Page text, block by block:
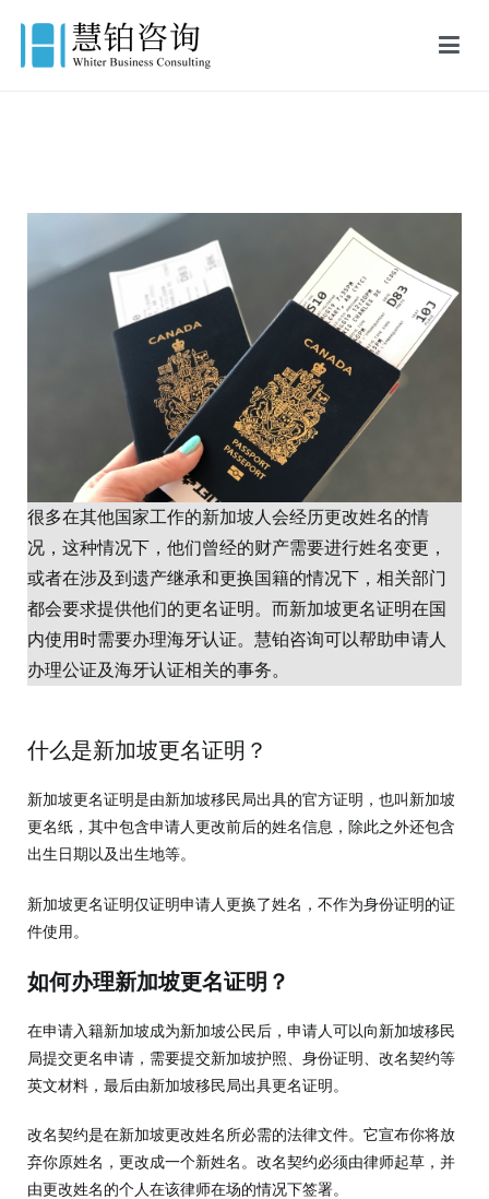
很多在其他国家工作的新加坡人会经历更改姓名的情
况，这种情况下，他们曾经的财产需要进行姓名变更，
或者在涉及到遗产继承和更换国籍的情况下，相关部门
都会要求提供他们的更名证明。而新加坡更名证明在国
内使用时需要办理海牙认证。慧铂咨询可以帮助申请人
办理公证及海牙认证相关的事务。
什么是新加坡更名证明？
新加坡更名证明是由新加坡移民局出具的官方证明，也叫新加坡
更名纸，其中包含申请人更改前后的姓名信息，除此之外还包含
出生日期以及出生地等。
新加坡更名证明仅证明申请人更换了姓名，不作为身份证明的证
件使用。
如何办理新加坡更名证明？
在申请入籍新加坡成为新加坡公民后，申请人可以向新加坡移民
局提交更名申请，需要提交新加坡护照、身份证明、改名契约等
英文材料，最后由新加坡移民局出具更名证明。
改名契约是在新加坡更改姓名所必需的法律文件。它宣布你将放
弃你原姓名，更改成一个新姓名。改名契约必须由律师起草，并
由更改姓名的个人在该律师在场的情况下签署。